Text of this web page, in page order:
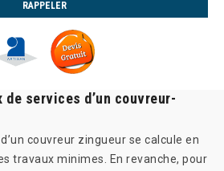
services d’un couvreur-
d’un couvreur zingueur se calcule en
travaux minimes. En revanche, pour